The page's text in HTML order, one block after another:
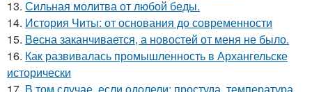
13. Сильная молитва от любой беды.
14. История Читы: от основания до современности
15. Весна заканчивается, а новостей от меня не было.
16. Как развивалась промышленность в Архангельске
исторически